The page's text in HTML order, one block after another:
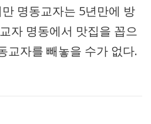
명동교자는 5년만에 방
자 명동에서 맛집을 꼽으
교자를 빼놓을 수가 없다.